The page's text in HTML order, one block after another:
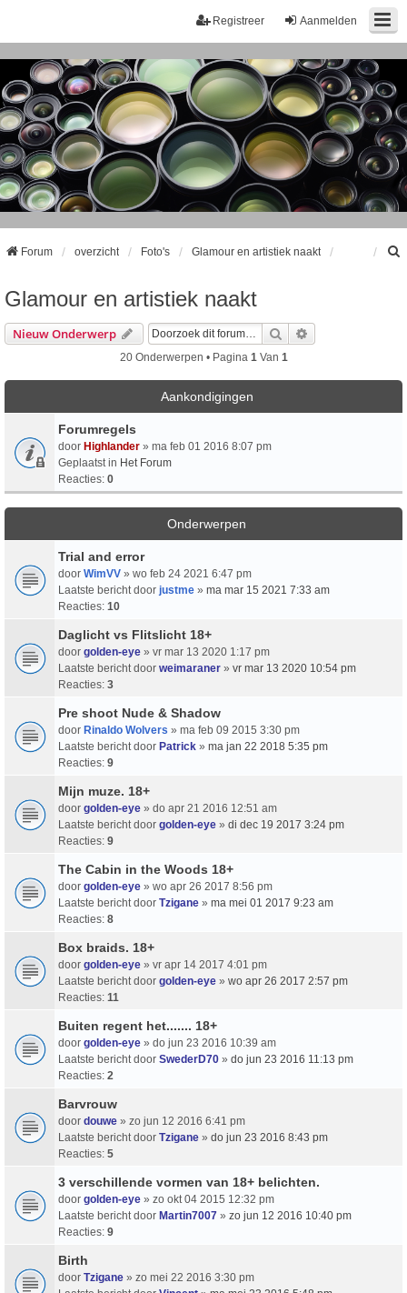
Aanmelden
Registreer
Forum overzicht Foto's Glamour en artistiek naakt
Glamour en artistiek naakt
Nieuw Onderwerp Zoek
20 Onderwerpen • Pagina 1 Van 1
Aankondigingen
Forumregels
door Highlander » ma feb 01 2016 8:07 pm
Geplaatst in Het Forum
Reacties: 0
Onderwerpen
Trial and error
door WimVV » wo feb 24 2021 6:47 pm
Laatste bericht door justme » ma mar 15 2021 7:33 am
Reacties: 10
Daglicht vs Flitslicht 18+
door golden-eye » vr mar 13 2020 1:17 pm
Laatste bericht door weimaraner » vr mar 13 2020 10:54 pm
Reacties: 3
Pre shoot Nude & Shadow
door Rinaldo Wolvers » ma feb 09 2015 3:30 pm
Laatste bericht door Patrick » ma jan 22 2018 5:35 pm
Reacties: 9
Mijn muze. 18+
door golden-eye » do apr 21 2016 12:51 am
Laatste bericht door golden-eye » di dec 19 2017 3:24 pm
Reacties: 9
The Cabin in the Woods 18+
door golden-eye » wo apr 26 2017 8:56 pm
Laatste bericht door Tzigane » ma mei 01 2017 9:23 am
Reacties: 8
Box braids. 18+
door golden-eye » vr apr 14 2017 4:01 pm
Laatste bericht door golden-eye » wo apr 26 2017 2:57 pm
Reacties: 11
Buiten regent het....... 18+
door golden-eye » do jun 23 2016 10:39 am
Laatste bericht door SwederD70 » do jun 23 2016 11:13 pm
Reacties: 2
Barvrouw
door douwe » zo jun 12 2016 6:41 pm
Laatste bericht door Tzigane » do jun 23 2016 8:43 pm
Reacties: 5
3 verschillende vormen van 18+ belichten.
door golden-eye » zo okt 04 2015 12:32 pm
Laatste bericht door Martin7007 » zo jun 12 2016 10:40 pm
Reacties: 9
Birth
door Tzigane » zo mei 22 2016 3:30 pm